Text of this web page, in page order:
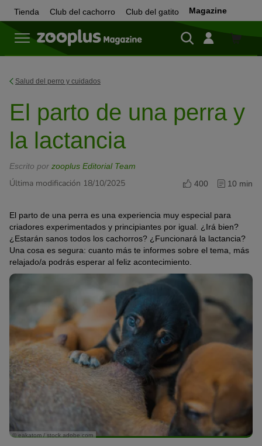
Tienda Club del cachorro Club del gatito Magazine
Tienda
Salud del perro y cuidados
El parto de una perra y
la lactancia
Escrito por zooplus Editorial Team
Última modificación 18/10/2025 400 10 min
El parto de una perra es una experiencia muy especial para
criadores experimentados y principiantes por igual. ¿Irá bien?
¿Estarán sanos todos los cachorros? ¿Funcionará la lactancia?
Una cosa es segura: cuanto más te informes sobre el tema, más
relajado/a podrás esperar al feliz acontecimiento.
© eakatom / stock.adobe.com